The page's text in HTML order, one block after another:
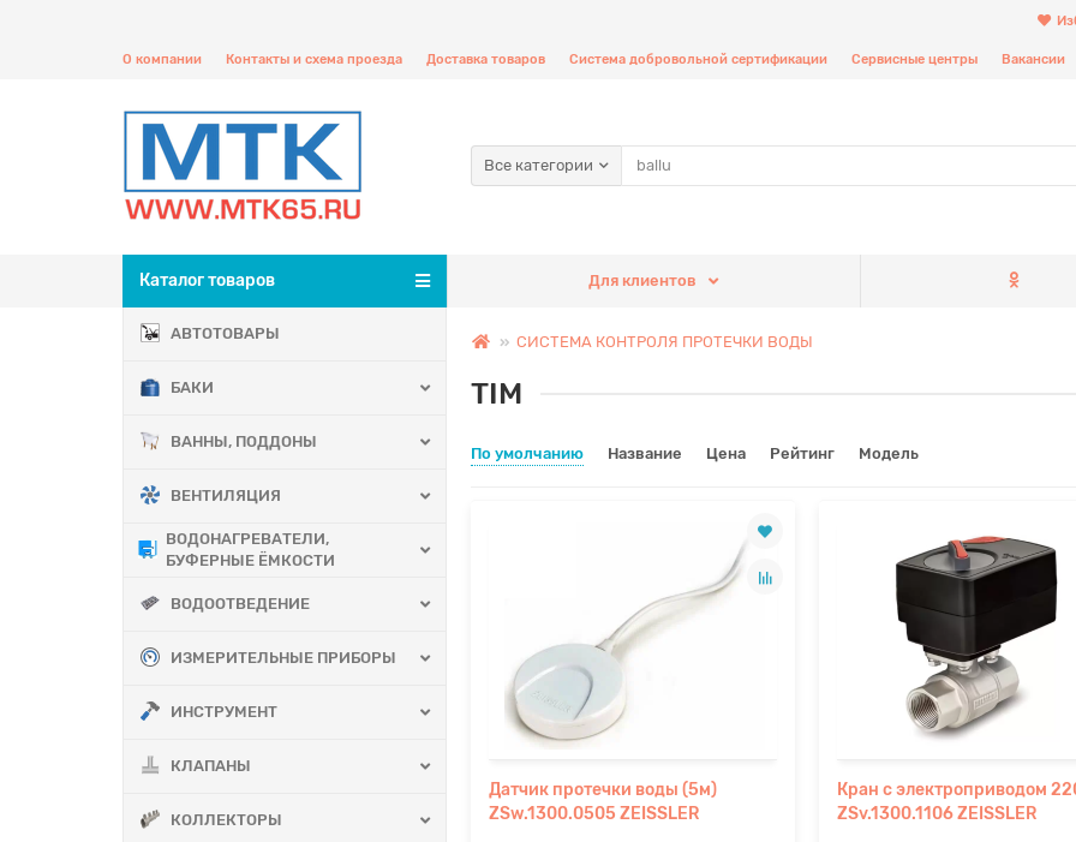
О компании Контакты и схема проезда Доставка товаров Система добровольной сертификации Сервисные центры Вакансии
Все категории
Каталог товаров
АВТОТОВАРЫ
БАКИ
ВАННЫ, ПОДДОНЫ
ВЕНТИЛЯЦИЯ
ВОДОНАГРЕВАТЕЛИ,
БУФЕРНЫЕ ЁМКОСТИ
ВОДООТВЕДЕНИЕ
ИЗМЕРИТЕЛЬНЫЕ ПРИБОРЫ
ИНСТРУМЕНТ
КЛАПАНЫ
КОЛЛЕКТОРЫ
Для клиентов
СИСТЕМА КОНТРОЛЯ ПРОТЕЧКИ ВОДЫ
TIM
По умолчанию Название Цена Рейтинг Модель
Датчик протечки воды (5м)
ZSw.1300.0505 ZEISSLER
Кран с электроприводом
ZSv.1300.1106 ZEISSLER